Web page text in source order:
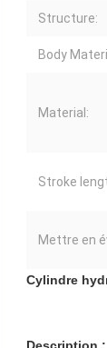
Structure:
Body
Material:
Stroke
Mettre en
Cylindre